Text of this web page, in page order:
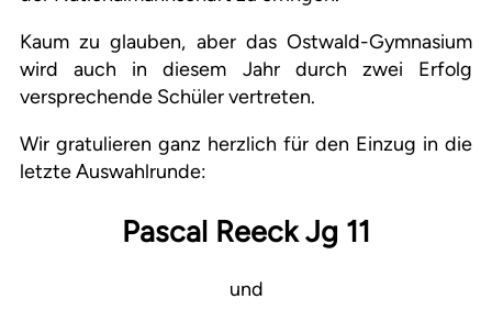
Kaum zu glauben, aber das Ostwald-Gymnasium
wird auch in diesem Jahr durch zwei Erfolg
versprechende Schüler vertreten.
Wir gratulieren ganz herzlich für den Einzug in die
letzte Auswahlrunde:
Pascal Reeck Jg 11
und